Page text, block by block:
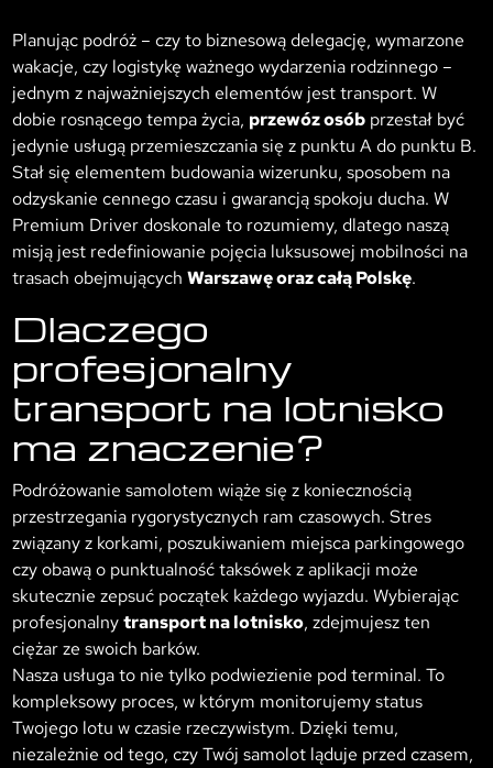
Planując podróż – czy to biznesową delegację, wymarzone
wakacje, czy logistykę ważnego wydarzenia rodzinnego –
jednym z najważniejszych elementów jest transport. W
dobie rosnącego tempa życia, przewóz osób przestał być
jedynie usługą przemieszczania się z punktu A do punktu B.
Stał się elementem budowania wizerunku, sposobem na
odzyskanie cennego czasu i gwarancją spokoju ducha. W
Premium Driver doskonale to rozumiemy, dlatego naszą
misją jest redefiniowanie pojęcia luksusowej mobilności na
trasach obejmującychWarszawę oraz całą Polskę.
Dlaczego
profesjonalny
transport na lotnisko
ma znaczenie?
Podróżowanie samolotem wiąże się z koniecznością
przestrzegania rygorystycznych ram czasowych. Stres
związany z korkami, poszukiwaniem miejsca parkingowego
czy obawą o punktualność taksówek z aplikacji może
skutecznie zepsuć początek każdego wyjazdu. Wybierając
profesjonalnytransport na lotnisko, zdejmujesz ten
ciężar ze swoich barków.
Nasza usługa to nie tylko podwiezienie pod terminal. To
kompleksowy proces, w którym monitorujemy status
Twojego lotu w czasie rzeczywistym. Dzięki temu,
niezależnie od tego, czy Twój samolot ląduje przed czasem,